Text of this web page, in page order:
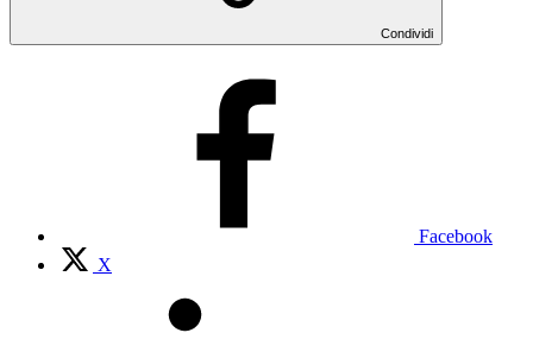
Condividi
Facebook
X